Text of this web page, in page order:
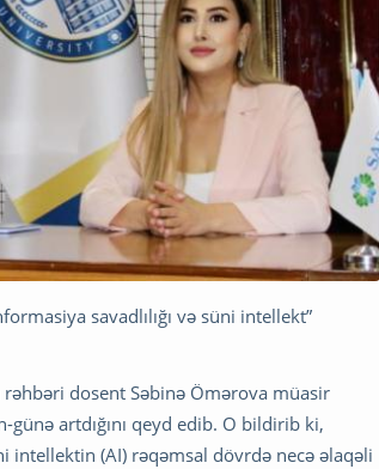
savadlılığı və süni intellekt”
dosent Səbinə Ömərova müasir
artdığını qeyd edib. O bildirib ki,
intellektin (AI) rəqəmsal dövrdə necə əlaqəli